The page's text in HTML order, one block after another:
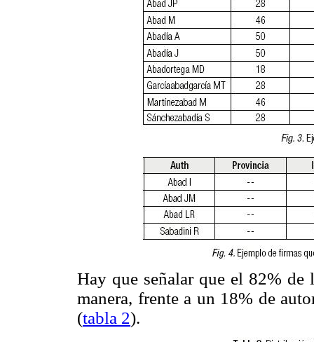
Hay que señalar que el 82% de
manera, frente a un 18% de
(tabla 2).